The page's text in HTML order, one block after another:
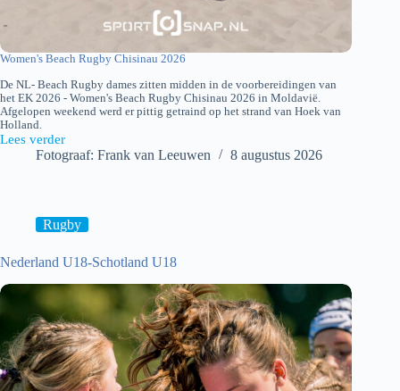
Women's Beach Rugby Chisinau 2026
De NL- Beach Rugby dames zitten midden in de voorbereidingen van
het EK 2026 - Women's Beach Rugby Chisinau 2026 in Moldavië.
Afgelopen weekend werd er pittig getraind op het strand van Hoek van
Holland.
Lees verder
Beach
Rugby
Dames
Fotograaf: Frank van Leeuwen 8 augustus 2026
Rugby
Nederland U18-Schotland U18